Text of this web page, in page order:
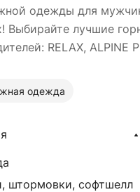
одежды для
Выбирайте лучшие
RELAX, ALPINE
одежда
штормовки, софтшелл